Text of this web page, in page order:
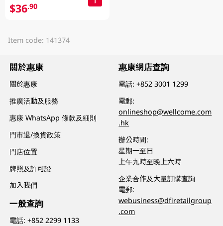
$36.90
Item code: 141374
關於惠康
關於惠康
推廣活動及服務
惠康 WhatsApp 條款及細則
門市退/換貨政策
門店位置
牌照及許可證
加入我們
一般查詢
電話:+852 2299 1133
惠康網店查詢
電話:+852 3001 1299
電郵:
onlineshop@wellcome.com
.hk
辦公時間:
星期一至日
上午九時至晚上六時
企業合作及大量訂購查詢
電郵:
webusiness@dfiretailgroup
.com